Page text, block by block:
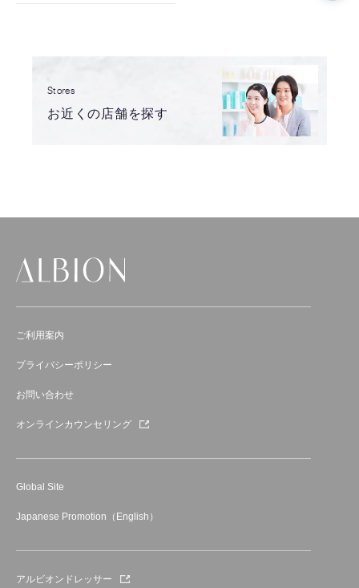
Stores
お近くの店舗を探す
ご利用案内
プライバシーポリシー
お問い合わせ
オンラインカウンセリング
Global Site
Japanese Promotion（English）
アルビオンドレッサー